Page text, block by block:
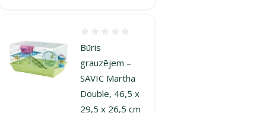
Būris
grauzējem –
SAVIC Martha
Double, 46,5 x
29,5 x 26,5 cm